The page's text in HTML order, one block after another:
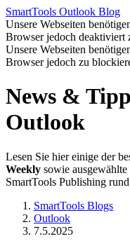
SmartTools Outlook Blog
Unsere Webseiten
Browser jedoch deaktiviert
Unsere Webseiten
Browser jedoch zu
News &
Outlook
Lesen Sie hier einige der
Weekly sowie
SmartTools Publishing
SmartTools Blogs
Outlook
7.5.2025